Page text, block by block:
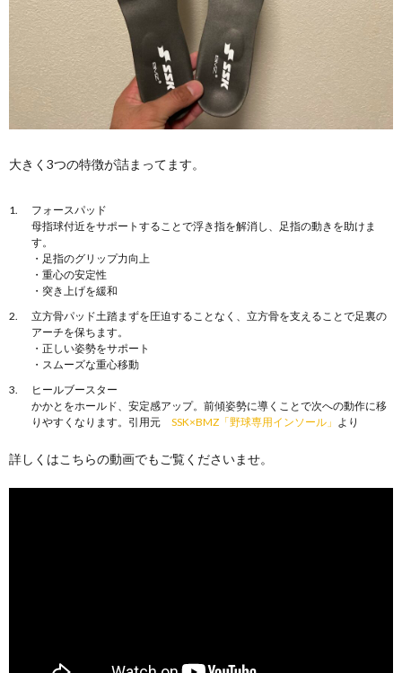
大きく3つの特徴が詰まってます。
フォースパッド
母指球付近をサポートすることで浮き指を解消し、足指の動きを助けま
す。
・足指のグリップ力向上
・重心の安定性
・突き上げを緩和
立方骨パッド土踏まずを圧迫することなく、立方骨を支えることで足裏の
アーチを保ちます。
・正しい姿勢をサポート
・スムーズな重心移動
ヒールブースター
かかとをホールド、安定感アップ。前傾姿勢に導くことで次への動作に移
りやすくなります。引用元 SSK×BMZ「野球専用インソール」 より
詳しくはこちらの動画でもご覧くださいませ。